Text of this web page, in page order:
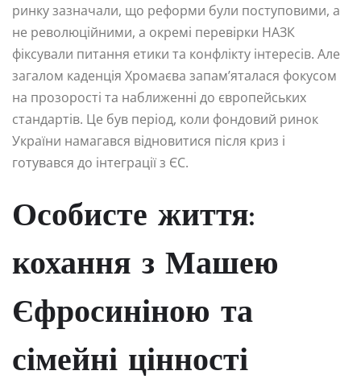
ринку зазначали, що реформи були поступовими, а
не революційними, а окремі перевірки НАЗК
фіксували питання етики та конфлікту інтересів. Але
загалом каденція Хромаєва запам’яталася фокусом
на прозорості та наближенні до європейських
стандартів. Це був період, коли фондовий ринок
України намагався відновитися після криз і
готувався до інтеграції з ЄС.
Особисте життя:
кохання з Машею
Єфросиніною та
сімейні цінності